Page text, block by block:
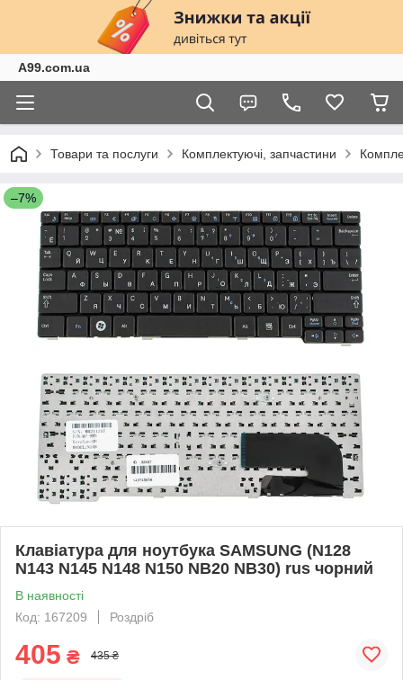
A99.com.ua
Товари та послуги Комплектуючі, запчастини
–7%
Клавіатура для ноутбука SAMSUNG (N128
N143 N145 N148 N150 NB20 NB30) rus чорний
В наявності
Код: 167209
Роздріб
405 ₴ 435 ₴